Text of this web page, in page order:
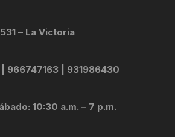
– La Victoria
| 966747163 | 931986430
10:30 a.m. – 7 p.m.